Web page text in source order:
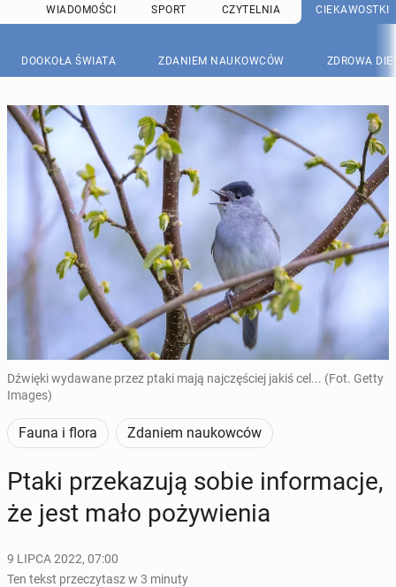
WIADOMOŚCI SPORT CZYTELNIA CIEKAWOSTKI
DOOKOŁA ŚWIATA ZDANIEM NAUKOWCÓW ZDROWA
Dźwięki wydawane przez ptaki mają najczęściej jakiś cel... (Fot. Getty
Images)
Fauna i flora Zdaniem naukowców
Ptaki prze­ka­zu­ją sobie in­for­ma­cje,
że jest mało po­ży­wie­nia
9 LIPCA 2022, 07:00
Ten tekst przeczytasz w 3 minuty